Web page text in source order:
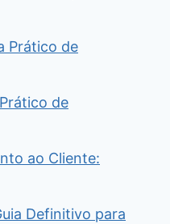
Prático de
de
ao Cliente:
Definitivo para